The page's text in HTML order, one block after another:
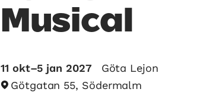
Musical
11 okt–5 jan 2027
Göta Lejon
Götgatan 55, Södermalm